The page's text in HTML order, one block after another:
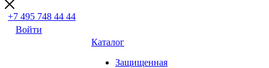
+7 495 748 44 44
Войти
Каталог
Защищенная